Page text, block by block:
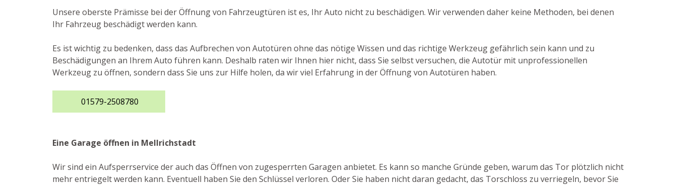
Unsere oberste Prämisse bei der Öffnung von Fahrzeugtüren ist es, Ihr Auto nicht zu beschädigen. Wir verwenden daher keine Methoden, bei denen
Ihr Fahrzeug beschädigt werden kann.
Es ist wichtig zu bedenken, dass das Aufbrechen von Autotüren ohne das nötige Wissen und das richtige Werkzeug gefährlich sein kann und zu
Beschädigungen an Ihrem Auto führen kann. Deshalb raten wir Ihnen hier nicht, dass Sie selbst versuchen, die Autotür mit unprofessionellen
Werkzeug zu öffnen, sondern dass Sie uns zur Hilfe holen, da wir viel Erfahrung in der Öffnung von Autotüren haben.
01579-2508780
Eine Garage öffnen in Mellrichstadt
Wir sind ein Aufsperrservice der auch das Öffnen von zugesperrten Garagen anbietet. Es kann so manche Gründe geben, warum das Tor plötzlich nicht
mehr entriegelt werden kann. Eventuell haben Sie den Schlüssel verloren. Oder Sie haben nicht daran gedacht, das Torschloss zu verriegeln, bevor Sie